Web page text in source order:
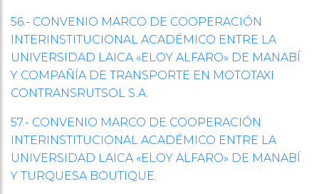
56.- CONVENIO MARCO DE COOPERACIÓN
INTERINSTITUCIONAL ACADÉMICO ENTRE LA
UNIVERSIDAD LAICA «ELOY ALFARO» DE MANABÍ
Y COMPAÑÍA DE TRANSPORTE EN MOTOTAXI
CONTRANSRUTSOL S.A.
57.- CONVENIO MARCO DE COOPERACIÓN
INTERINSTITUCIONAL ACADÉMICO ENTRE LA
UNIVERSIDAD LAICA «ELOY ALFARO» DE MANABÍ
Y TURQUESA BOUTIQUE.